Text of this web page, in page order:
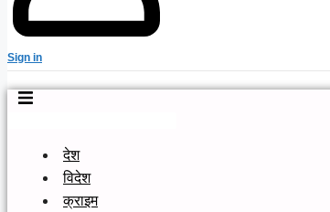
Sign in
देश
विदेश
क्राइम